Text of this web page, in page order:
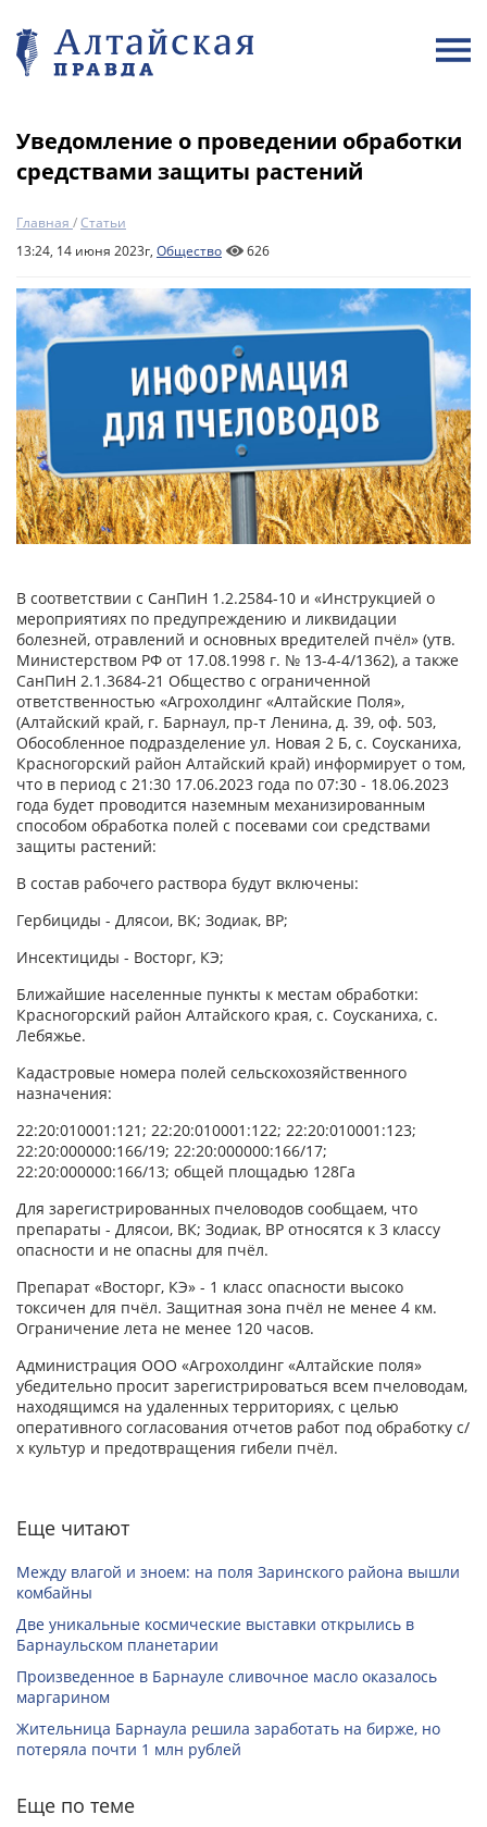
Уведомление о проведении обработки
средствами защиты растений
Главная /Статьи
13:24, 14 июня 2023г, Общество 626
В соответствии с СанПиН 1.2.2584-10 и «Инструкцией о
мероприятиях по предупреждению и ликвидации
болезней, отравлений и основных вредителей пчёл» (утв.
Министерством РФ от 17.08.1998 г. № 13-4-4/1362), а также
СанПиН 2.1.3684-21 Общество с ограниченной
ответственностью «Агрохолдинг «Алтайские Поля»,
(Алтайский край, г. Барнаул, пр-т Ленина, д. 39, оф. 503,
Обособленное подразделение ул. Новая 2 Б, с. Соусканиха,
Красногорский район Алтайский край) информирует о том,
что в период с 21:30 17.06.2023 года по 07:30 - 18.06.2023
года будет проводится наземным механизированным
способом обработка полей с посевами сои средствами
защиты растений:
В состав рабочего раствора будут включены:
Гербициды - Длясои, ВК; Зодиак, ВР;
Инсектициды - Восторг, КЭ;
Ближайшие населенные пункты к местам обработки:
Красногорский район Алтайского края, с. Соусканиха, с.
Лебяжье.
Кадастровые номера полей сельскохозяйственного
назначения:
22:20:010001:121; 22:20:010001:122; 22:20:010001:123;
22:20:000000:166/19; 22:20:000000:166/17;
22:20:000000:166/13; общей площадью 128Га
Для зарегистрированных пчеловодов сообщаем, что
препараты - Длясои, ВК; Зодиак, ВР относятся к 3 классу
опасности и не опасны для пчёл.
Препарат «Восторг, КЭ» - 1 класс опасности высоко
токсичен для пчёл. Защитная зона пчёл не менее 4 км.
Ограничение лета не менее 120 часов.
Администрация ООО «Агрохолдинг «Алтайские поля»
убедительно просит зарегистрироваться всем пчеловодам,
находящимся на удаленных территориях, с целью
оперативного согласования отчетов работ под обработку с/
х культур и предотвращения гибели пчёл.
Еще читают
Между влагой и зноем: на поля Заринского района вышли
комбайны
Две уникальные космические выставки открылись в
Барнаульском планетарии
Произведенное в Барнауле сливочное масло оказалось
маргарином
Жительница Барнаула решила заработать на бирже, но
потеряла почти 1 млн рублей
Еще по теме